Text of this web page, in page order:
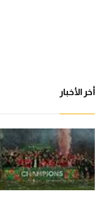
أخر الأخبار